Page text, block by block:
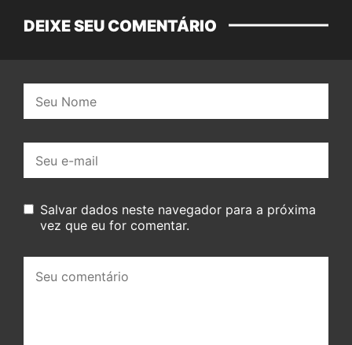
DEIXE SEU COMENTÁRIO
mail:
Salvar dados neste navegador para a próxima
vez que eu for comentar.
comentário: